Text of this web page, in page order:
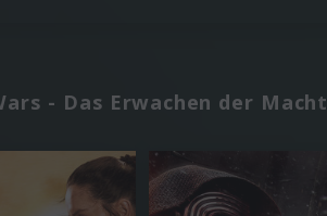
- Das Erwachen der